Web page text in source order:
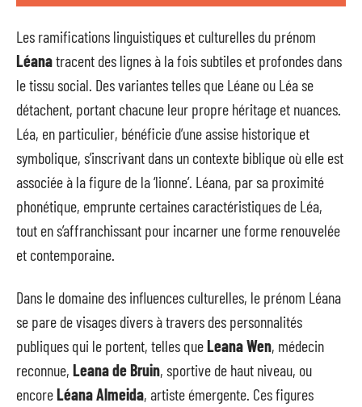
Les ramifications linguistiques et culturelles du prénom
Léanatracent des lignes à la fois subtiles et profondes dans
le tissu social. Des variantes telles que Léane ou Léa se
détachent, portant chacune leur propre héritage et nuances.
Léa, en particulier, bénéficie d’une assise historique et
symbolique, s’inscrivant dans un contexte biblique où elle est
associée à la figure de la ‘lionne’. Léana, par sa proximité
phonétique, emprunte certaines caractéristiques de Léa,
tout en s’affranchissant pour incarner une forme renouvelée
et contemporaine.
Dans le domaine des influences culturelles, le prénom Léana
se pare de visages divers à travers des personnalités
publiques qui le portent, telles queLeana Wen, médecin
reconnue, Leana de Bruin, sportive de haut niveau, ou
encoreLéana Almeida, artiste émergente. Ces figures